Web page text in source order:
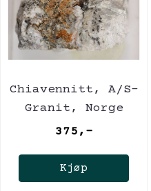
Chiavennitt, A/S-
Granit, Norge
375,-
Kjøp